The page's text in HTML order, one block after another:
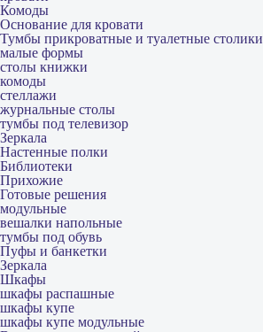
Комоды
Основание для кровати
Тумбы прикроватные и туалетные столики
малые формы
столы книжки
комоды
стеллажи
журнальные столы
тумбы под телевизор
Зеркала
Настенные полки
Библиотеки
Прихожие
Готовые решения
модульные
вешалки напольные
тумбы под обувь
Пуфы и банкетки
Зеркала
Шкафы
шкафы распашные
шкафы купе
шкафы купе модульные